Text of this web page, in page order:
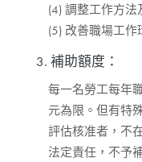
(4) 調整工作方法
(5) 改善職場工作
3. 補助額度：
每一名勞工每年
元為限。但有特
評估核准者，不
法定責任，不予